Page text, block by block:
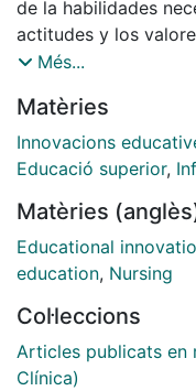
de la habilidades
actitudes y los
mundo laboral. Los
Comunidad Europea,
frente a situaciones
controlamos
bibliográfico
problemas son
específicos nuestros
nuestro medio ante
avecina
Més...
Matèries
Innovacions
Educació superior,
Matèries
Educational
education, Nursing
Col·leccions
Articles publicats en
Clínica)